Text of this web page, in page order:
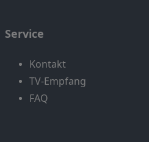
Service
Kontakt
TV-Empfang
FAQ